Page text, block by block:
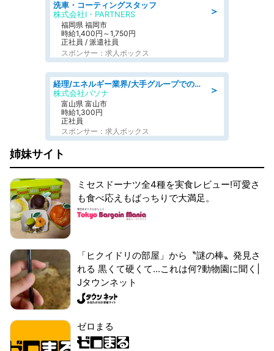
＞
洗車・コーティングスタッフ
株式会社I・PARTNERS
福岡県 福岡市
時給1,400円～1,750円
正社員 / 派遣社員
スポンサー：求人ボックス
＞
経理/エネルギー業界/大手グループでの経理事務のお仕事/駅近/車通勤可/経理
株式会社パソナ
富山県 富山市
時給1,300円
正社員
スポンサー：求人ボックス
姉妹サイト
ミセスドーナツ全4種を実食レビュー!可愛さ
も食べ応えもばっちりで大満足。
「ヒクイドリの部屋」から〝謎の棒〟発見さ
れる 黒くて硬くて...これは何?動物園に聞く|
Jタウンネット
ゼロまる